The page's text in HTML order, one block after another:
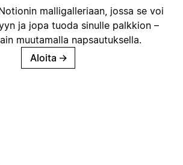
malligalleriaan, jossa se voi
ja jopa tuoda sinulle palkkion –
muutamalla napsautuksella.
Aloita →